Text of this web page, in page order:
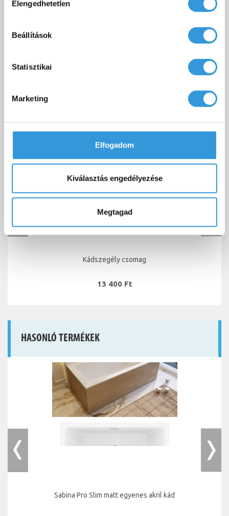
kiválasztása
Elengedhetetlen
Beállítások
Statisztikai
Marketing
Elfogadom
Kiválasztás engedélyezése
Megtagad
TOVÁBBI KIEGÉSZÍTŐK
Kádszegély csomag
13 400 Ft
HASONLÓ TERMÉKEK
Sabina Pro Slim matt egyenes akril kád